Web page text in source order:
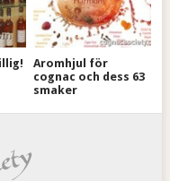
Aromhjul för
cognac och dess 63
smaker